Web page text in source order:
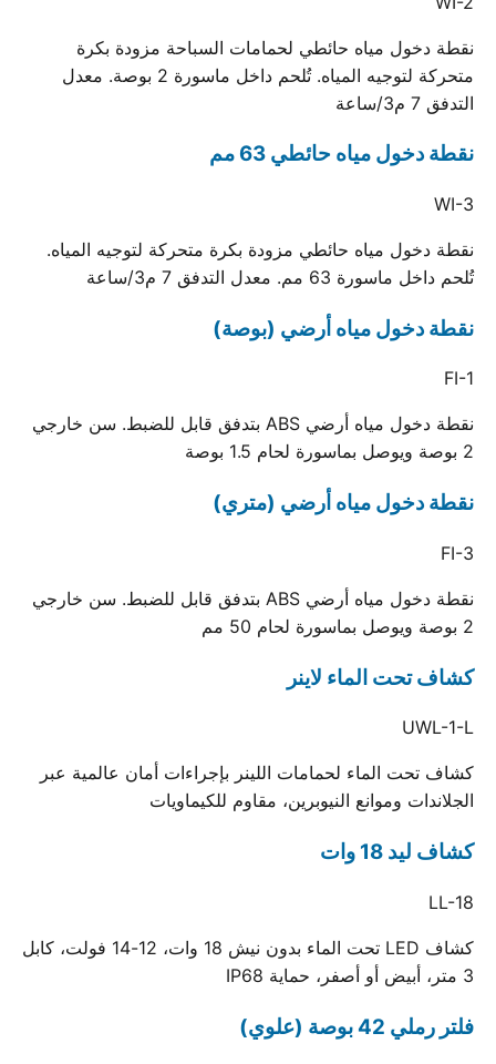
نقطة دخول مياه حائطي لحمامات السباحة مزودة بكرة
متحركة لتوجيه المياه. تُلحم داخل ماسورة 2 بوصة. معدل
التدفق 7 م3/ساعة
نقطة دخول مياه حائطي 63 مم
WI-3
نقطة دخول مياه حائطي مزودة بكرة متحركة لتوجيه المياه.
تُلحم داخل ماسورة 63 مم. معدل التدفق 7 م3/ساعة
نقطة دخول مياه أرضي (بوصة)
FI-1
نقطة دخول مياه أرضي ABS بتدفق قابل للضبط. سن خارجي
2 بوصة ويوصل بماسورة لحام 1.5 بوصة
نقطة دخول مياه أرضي (متري)
FI-3
نقطة دخول مياه أرضي ABS بتدفق قابل للضبط. سن خارجي
2 بوصة ويوصل بماسورة لحام 50 مم
كشاف تحت الماء لاينر
UWL-1-L
كشاف تحت الماء لحمامات اللينر بإجراءات أمان عالمية عبر
الجلاندات وموانع النيوبرين، مقاوم للكيماويات
كشاف ليد 18 وات
LL-18
كشاف LED تحت الماء بدون نيش 18 وات، 12-14 فولت، كابل
3 متر، أبيض أو أصفر، حماية IP68
فلتر رملي 42 بوصة (علوي)